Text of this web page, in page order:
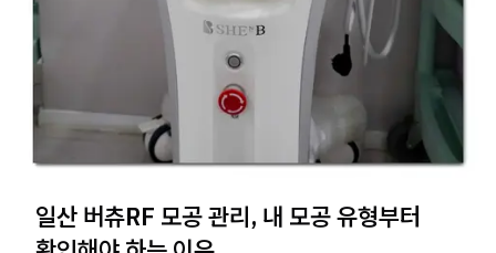
일산 버츄RF 모공 관리, 내 모공 유형부터